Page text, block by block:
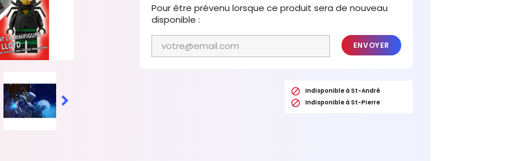

Pour être prévenu lorsque ce produit sera de nouveau
disponible :
ENVOYER
 Indisponible à St-André
 Indisponible à St-Pierre